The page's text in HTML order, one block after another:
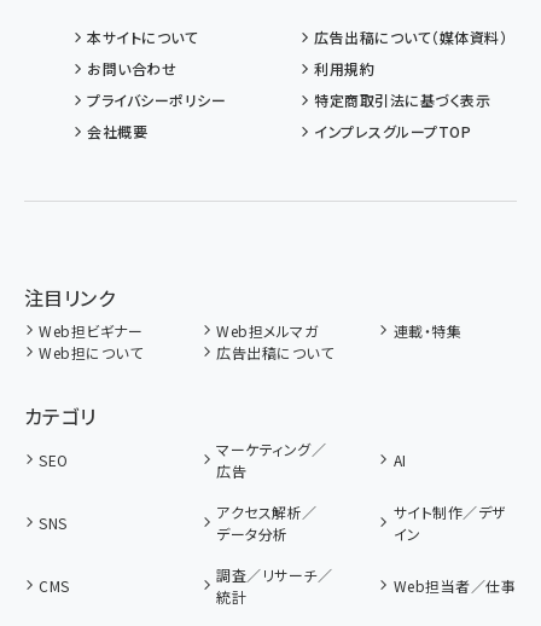
本サイトについて
広告出稿について（媒体資料）
お問い合わせ
利用規約
プライバシーポリシー
特定商取引法に基づく表示
会社概要
インプレスグループTOP
注目リンク
Web担ビギナー Web担メルマガ
連載・特集
Web担について
広告出稿について
カテゴリ
SEO
マーケティング／
広告
AI
SNS
アクセス解析／
データ分析
サイト制作／デザ
イン
CMS
調査／リサーチ／
統計
Web担当者／仕事